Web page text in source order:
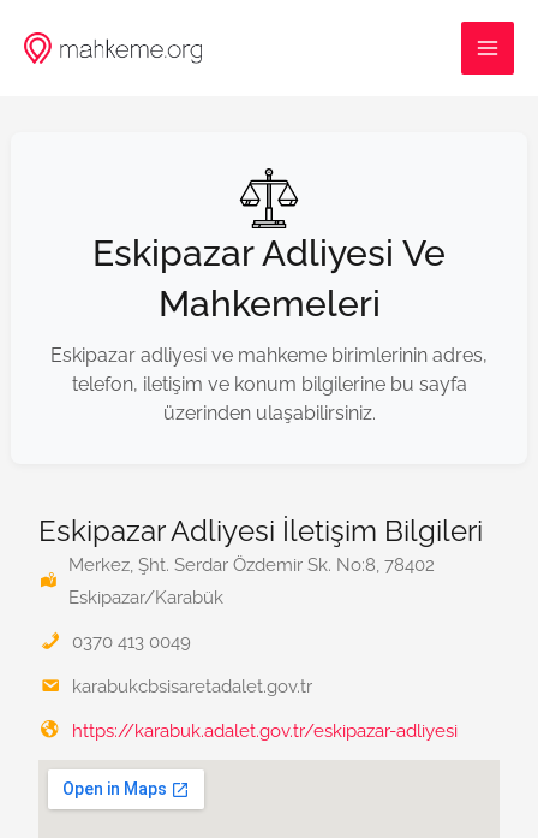
atla
Eskipazar Adliyesi Ve
Mahkemeleri
Eskipazar adliyesi ve mahkeme birimlerinin adres,
telefon, iletişim ve konum bilgilerine bu sayfa
üzerinden ulaşabilirsiniz.
Eskipazar Adliyesi İletişim Bilgileri
Merkez, Şht. Serdar Özdemir Sk. No:8, 78402
Eskipazar/Karabük
0370 413 0049
karabukcbsisaretadalet.gov.tr
https://karabuk.adalet.gov.tr/eskipazar-adliyesi